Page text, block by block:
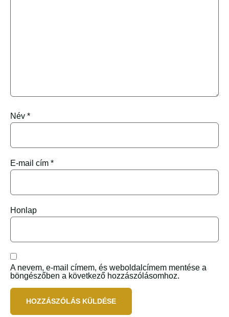
Név *
E-mail cím *
Honlap
A nevem, e-mail címem, és weboldalcímem mentése a
böngészőben a következő hozzászólásomhoz.